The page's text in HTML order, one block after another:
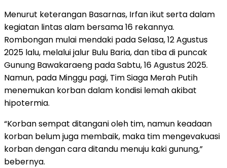
Menurut keterangan Basarnas, Irfan ikut serta dalam
kegiatan lintas alam bersama 16 rekannya.
Rombongan mulai mendaki pada Selasa, 12 Agustus
2025 lalu, melalui jalur Bulu Baria, dan tiba di puncak
Gunung Bawakaraeng pada Sabtu, 16 Agustus 2025.
Namun, pada Minggu pagi, Tim Siaga Merah Putih
menemukan korban dalam kondisi lemah akibat
hipotermia.
“Korban sempat ditangani oleh tim, namun keadaan
korban belum juga membaik, maka tim mengevakuasi
korban dengan cara ditandu menuju kaki gunung,”
bebernya.